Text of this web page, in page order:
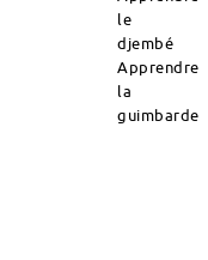
le
djembé
Apprendre
la
guimbarde